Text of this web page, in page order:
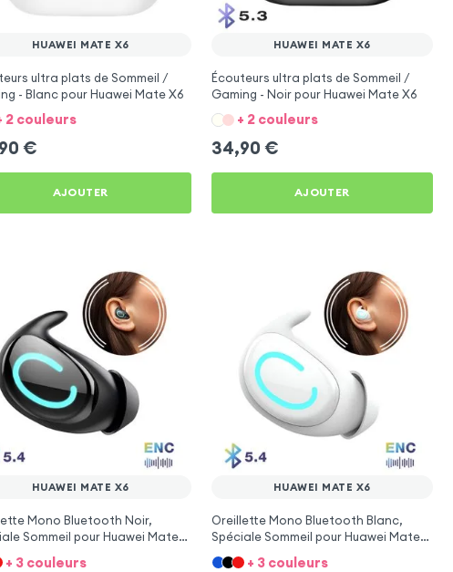
HUAWEI MATE X6
ultra plats de Sommeil /
- Blanc pour Huawei Mate X6
2 couleurs
€
AJOUTER
HUAWEI MATE X6
Écouteurs ultra plats de Sommeil /
Gaming - Noir pour Huawei Mate X6
+ 2 couleurs
34,90 €
AJOUTER
HUAWEI MATE X6
Mono Bluetooth Noir,
Sommeil pour Huawei Mate
+ 3 couleurs
HUAWEI MATE X6
Oreillette Mono Bluetooth Blanc,
Spéciale Sommeil pour Huawei Mate
X6
+ 3 couleurs